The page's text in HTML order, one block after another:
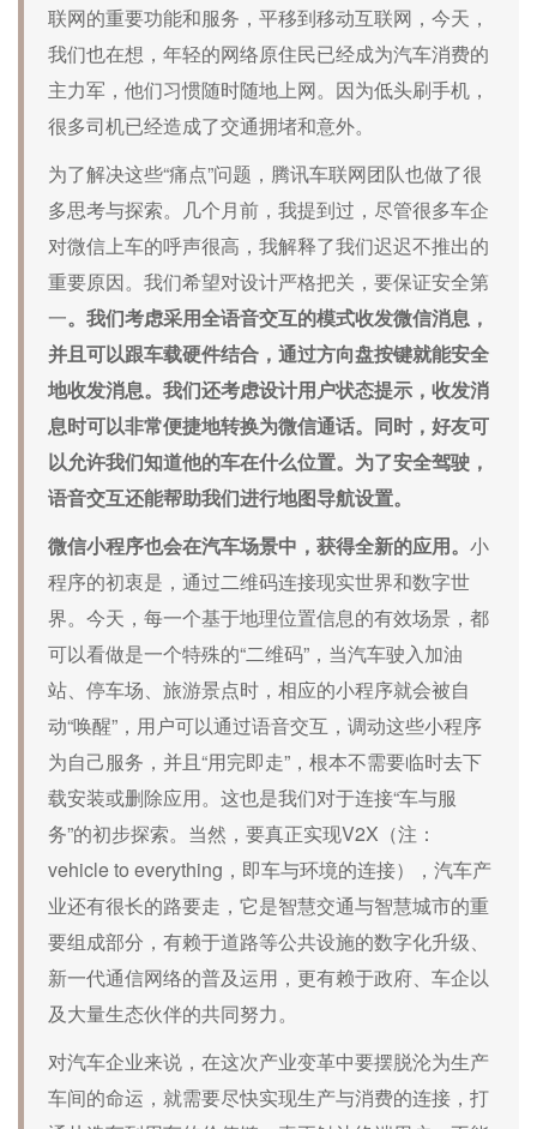
联网的重要功能和服务，平移到移动互联网，今天，
我们也在想，年轻的网络原住民已经成为汽车消费的
主力军，他们习惯随时随地上网。因为低头刷手机，
很多司机已经造成了交通拥堵和意外。
为了解决这些“痛点”问题，腾讯车联网团队也做了很
多思考与探索。几个月前，我提到过，尽管很多车企
对微信上车的呼声很高，我解释了我们迟迟不推出的
重要原因。我们希望对设计严格把关，要保证安全第
一。我们考虑采用全语音交互的模式收发微信消息，
并且可以跟车载硬件结合，通过方向盘按键就能安全
地收发消息。我们还考虑设计用户状态提示，收发消
息时可以非常便捷地转换为微信通话。同时，好友可
以允许我们知道他的车在什么位置。为了安全驾驶，
语音交互还能帮助我们进行地图导航设置。
微信小程序也会在汽车场景中，获得全新的应用。 小
程序的初衷是，通过二维码连接现实世界和数字世
界。今天，每一个基于地理位置信息的有效场景，都
可以看做是一个特殊的“二维码”，当汽车驶入加油
站、停车场、旅游景点时，相应的小程序就会被自
动“唤醒”，用户可以通过语音交互，调动这些小程序
为自己服务，并且“用完即走”，根本不需要临时去下
载安装或删除应用。这也是我们对于连接“车与服
务”的初步探索。当然，要真正实现V2X（注：
vehicle to everything，即车与环境的连接），汽车产
业还有很长的路要走，它是智慧交通与智慧城市的重
要组成部分，有赖于道路等公共设施的数字化升级、
新一代通信网络的普及运用，更有赖于政府、车企以
及大量生态伙伴的共同努力。
对汽车企业来说，在这次产业变革中要摆脱沦为生产
车间的命运，就需要尽快实现生产与消费的连接，打